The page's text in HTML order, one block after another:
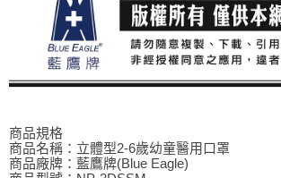
商品規格
商品名稱：立體型2-6歲幼童醫用口罩
商品廠牌：藍鷹牌(Blue Eagle)